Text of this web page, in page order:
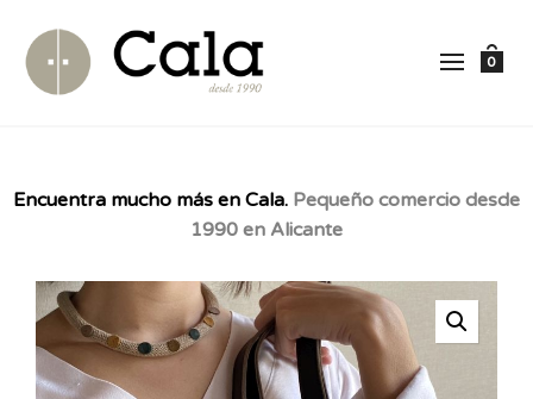
0
Encuentra mucho más en Cala. Pequeño comercio desde
1990 en Alicante